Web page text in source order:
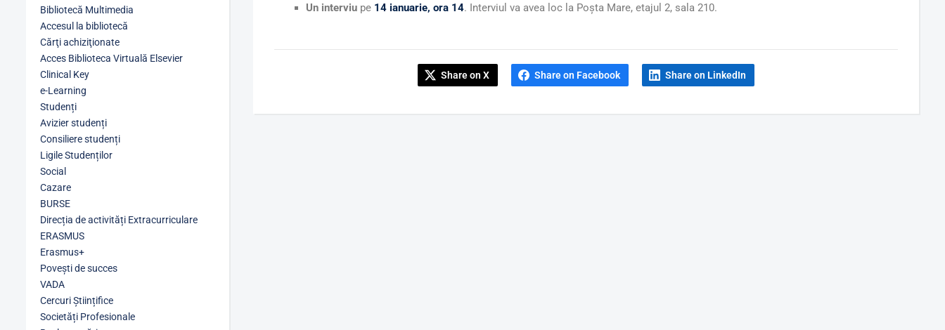
Bibliotecă Multimedia
Accesul la bibliotecă
Cărţi achiziţionate
Acces Biblioteca Virtuală Elsevier
Clinical Key
e-Learning
Studenți
Avizier studenți
Consiliere studenți
Ligile Studenților
Social
Cazare
BURSE
Direcția de activități Extracurriculare
ERASMUS
Erasmus+
Povești de succes
VADA
Cercuri Științifice
Societăți Profesionale
Un interviupe 14 ianuarie, ora 14. Interviul va avea loc la Poșta Mare, etajul 2, sala 210.
Share on X Share on Facebook Share on LinkedIn